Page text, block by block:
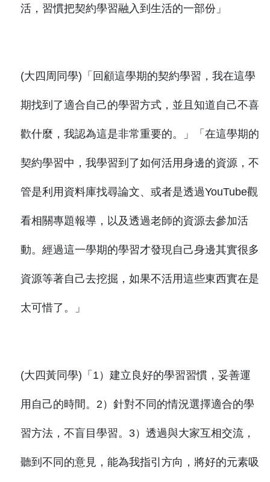
活，習慣把契約學習融入到生活的一部份」
(大四周同學)「回顧這學期的契約學習，我在這學
期找到了適合自己的學習方式，並且知道自己不喜
歡什麼，我認為這是非常重要的。」「在這學期的
契約學習中，我學習到了如何活用身邊的資源，不
管是利用資料庫找尋論文、或者是透過YouTube觀
看相關專題報導，以及透過老師的資源去參加活
動。經過這一學期的學習才發現自己身邊其實很多
資源等著自己去挖掘，如果不活用這些東西實在是
太可惜了。」
(大四黃同學)「1）建立良好的學習習慣，妥善運
用自己的時間。2）針對不同的情況選擇適合的學
習方法，不盲目學習。3）透過與大家互相交流，
聽到不同的意見，能為我指引方向，將好的元素吸